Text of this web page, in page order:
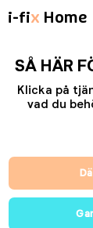
i-fix Home
SÅ HÄR
Klicka på
vad du